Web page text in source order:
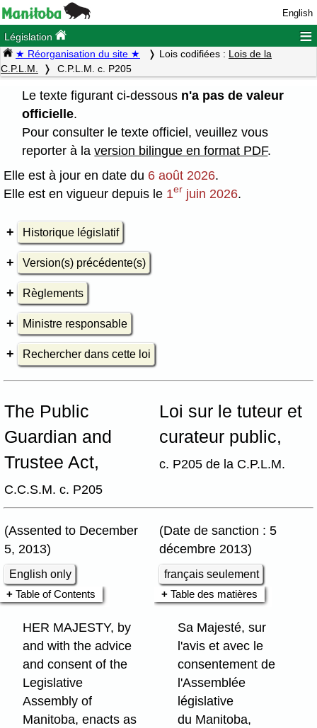
English
Législation ≡
★ Réorganisation du site ★ Lois codifiées : Lois de la
C.P.L.M.
C.P.L.M. c. P205
Le texte figurant ci-dessous n'a pas de valeur
officielle.
Pour consulter le texte officiel, veuillez vous
reporter à laversion bilingue en format PDF.
Elle est à jour en date du 6 août 2026.
Elle est en vigueur depuis le 1er juin 2026.
Historique législatif
Version(s) précédente(s)
Règlements
Ministre responsable
Rechercher dans cette loi
The Public
Guardian and
Trustee Act,
C.C.S.M. c. P205
Loi sur le tuteur et
curateur public,
c. P205 de la C.P.L.M.
(Assented to December
5, 2013)
(Date de sanction : 5
décembre 2013)
English only
français seulement
Table of Contents
Table des matières
HER MAJESTY, by
and with the advice
and consent of the
Legislative
Assembly of
Manitoba, enacts as
Sa Majesté, sur
l'avis et avec le
consentement de
l'Assemblée
législative
du Manitoba,